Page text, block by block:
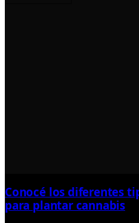
Conocé los diferentes
para plantar cannabis